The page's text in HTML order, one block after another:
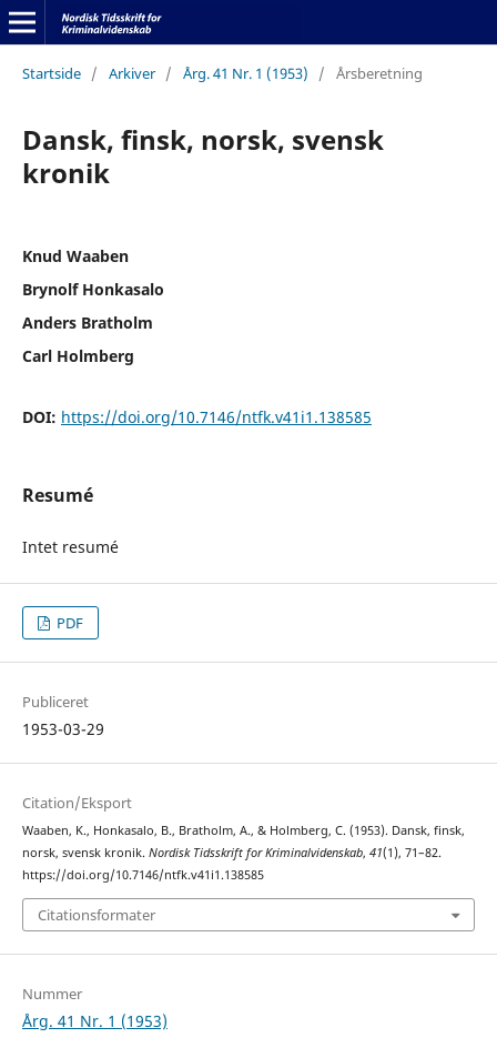
Startside / Arkiver / Årg. 41 Nr. 1 (1953) / Årsberetning
Dansk, finsk, norsk, svensk
kronik
Knud Waaben
Brynolf Honkasalo
Anders Bratholm
Carl Holmberg
DOI: https://doi.org/10.7146/ntfk.v41i1.138585
Resumé
Intet resumé
PDF
Publiceret
1953-03-29
Citation/Eksport
Waaben, K., Honkasalo, B., Bratholm, A., & Holmberg, C. (1953). Dansk, finsk,
norsk, svensk kronik. Nordisk Tidsskrift for Kriminalvidenskab, 41(1), 71–82.
https://doi.org/10.7146/ntfk.v41i1.138585
Citationsformater
Nummer
Årg. 41 Nr. 1 (1953)